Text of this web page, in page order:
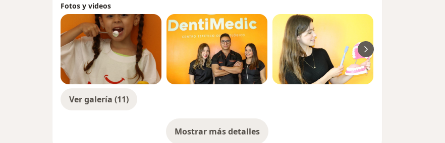
Fotos y videos
Ver galería (11)
Mostrar más detalles
sobre la experiencia